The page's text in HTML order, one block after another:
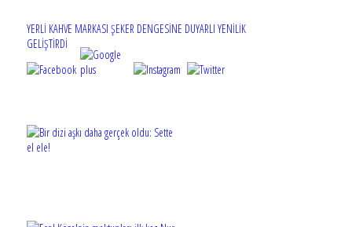
YERLİ KAHVE MARKASI ŞEKER DENGESİNE DUYARLI YENİLİK
GELİŞTİRDİ